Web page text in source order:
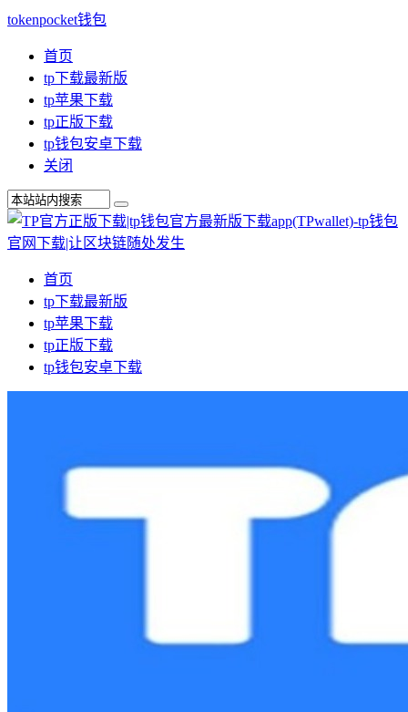
tokenpocket钱包
首页
tp下载最新版
tp苹果下载
tp正版下载
tp钱包安卓下载
关闭
首页
tp下载最新版
tp苹果下载
tp正版下载
tp钱包安卓下载